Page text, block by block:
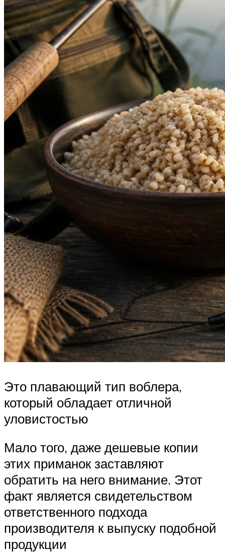
Это плавающий тип воблера,
который обладает отличной
уловистостью
Мало того, даже дешевые копии
этих приманок заставляют
обратить на него внимание. Этот
факт является свидетельством
ответственного подхода
производителя к выпуску подобной
продукции